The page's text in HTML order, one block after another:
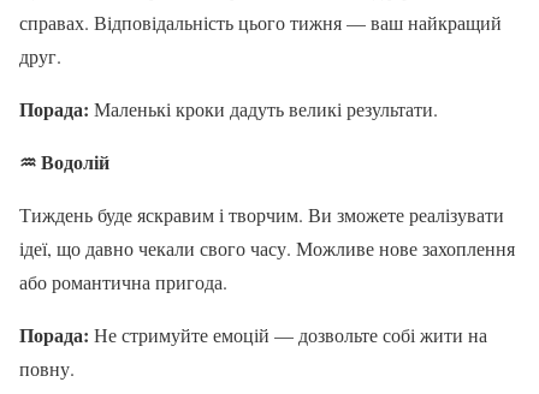
справах. Відповідальність цього тижня — ваш найкращий
друг.
Порада: Маленькі кроки дадуть великі результати.
♒Водолій
Тиждень буде яскравим і творчим. Ви зможете реалізувати
ідеї, що давно чекали свого часу. Можливе нове захоплення
або романтична пригода.
Порада: Не стримуйте емоцій — дозвольте собі жити на
повну.